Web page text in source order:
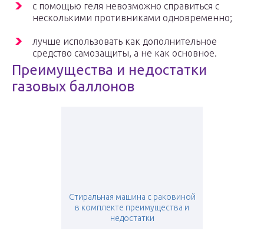
с помощью геля невозможно справиться с
несколькими противниками одновременно;
лучше использовать как дополнительное
средство самозащиты, а не как основное.
Преимущества и недостатки
газовых баллонов
Стиральная машина с раковиной
в комплекте преимущества и
недостатки